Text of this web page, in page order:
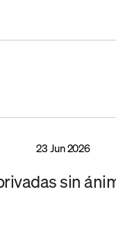
23 Jun 2026
sin